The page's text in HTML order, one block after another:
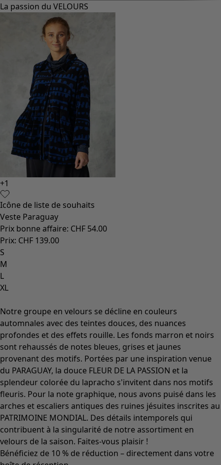
La passion du VELOURS
+1
Icône de liste de souhaits
Veste Paraguay
Prix bonne affaire: CHF 54.00
Prix: CHF 139.00
S
M
L
XL
Notre groupe en velours se décline en couleurs
automnales avec des teintes douces, des nuances
profondes et des effets rouille. Les fonds marron et noirs
sont rehaussés de notes bleues, grises et jaunes
provenant des motifs. Portées par une inspiration venue
du PARAGUAY, la douce FLEUR DE LA PASSION et la
splendeur colorée du lapracho s'invitent dans nos motifs
fleuris. Pour la note graphique, nous avons puisé dans les
arches et escaliers antiques des ruines jésuites inscrites au
PATRIMOINE MONDIAL. Des détails intemporels qui
contribuent à la singularité de notre assortiment en
velours de la saison. Faites-vous plaisir !
Bénéficiez de 10 % de réduction – directement dans votre